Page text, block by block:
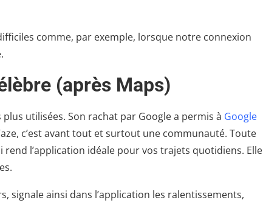
comme, par exemple, lorsque notre connexion
(après Maps)
utilisées. Son rachat par Google a permis à Google
c’est avant tout et surtout une communauté. Toute
l’application idéale pour vos trajets quotidiens. Elle
signale ainsi dans l’application les ralentissements,